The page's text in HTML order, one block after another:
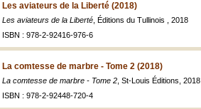
Les aviateurs de la Liberté (2018)
Les aviateurs de la Liberté , Éditions du Tullinois , 2018
ISBN : 978-2-92416-976-6
La comtesse de marbre - Tome 2 (2018)
La comtesse de marbre - Tome 2 , St-Louis Éditions, 2018
ISBN : 978-2-92448-720-4